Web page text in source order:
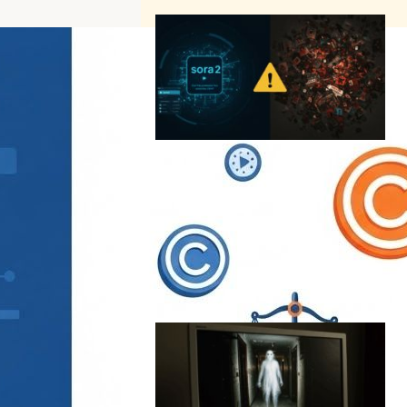
Sora 2ローンチ直後に問題続
出 – OpenAIの動画生成AIが
暴力・著作権侵害コンテンツ
を大量生成、ガードレール機
能せず
AI（人工知能）ニュース
OpenAI 著作権
2025年10月6日17:30